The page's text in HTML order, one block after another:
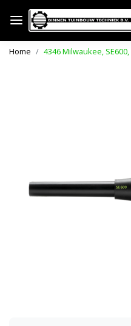
Home 4346 Milwaukee,